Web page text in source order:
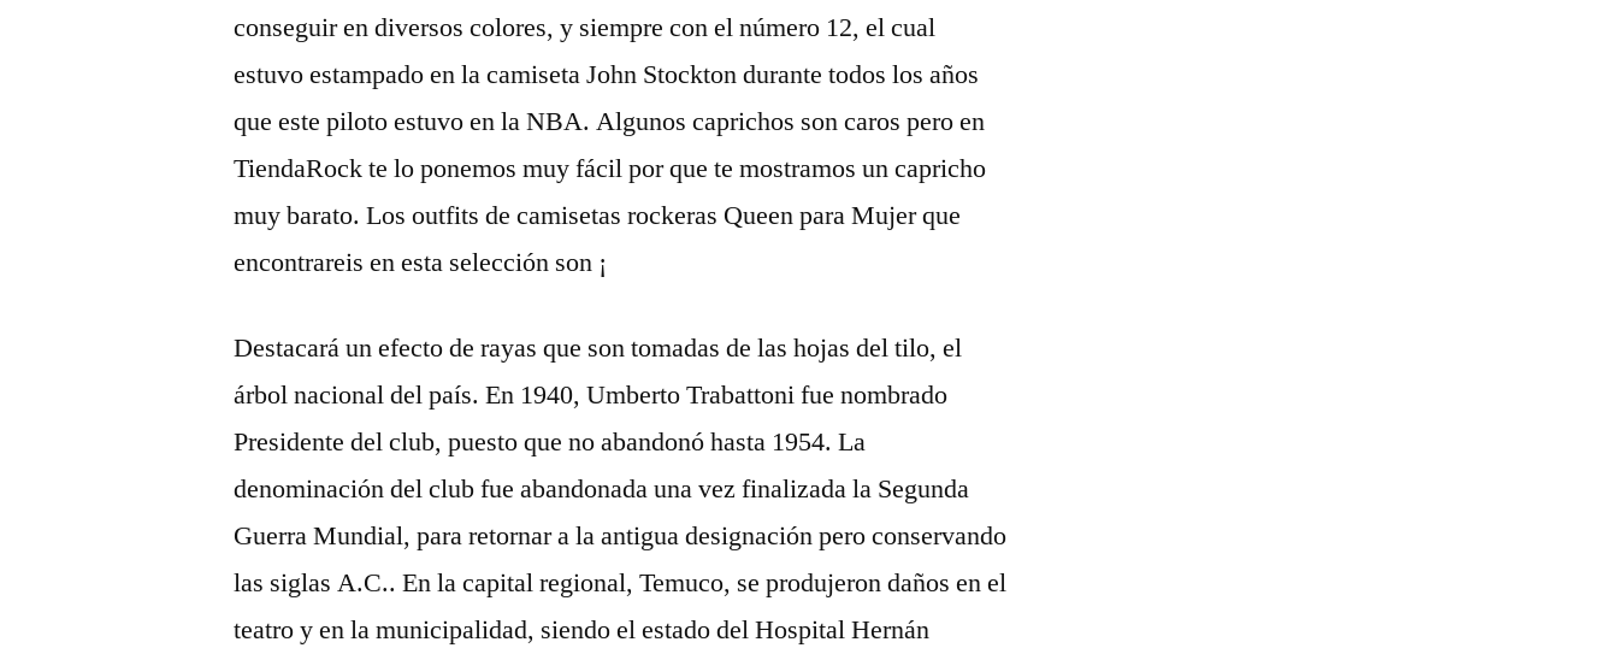
conseguir en diversos colores, y siempre con el número 12, el cual
estuvo estampado en la camiseta John Stockton durante todos los años
que este piloto estuvo en la NBA. Algunos caprichos son caros pero en
TiendaRock te lo ponemos muy fácil por que te mostramos un capricho
muy barato. Los outfits de camisetas rockeras Queen para Mujer que
encontrareis en esta selección son ¡
Destacará un efecto de rayas que son tomadas de las hojas del tilo, el
árbol nacional del país. En 1940, Umberto Trabattoni fue nombrado
Presidente del club, puesto que no abandonó hasta 1954. La
denominación del club fue abandonada una vez finalizada la Segunda
Guerra Mundial, para retornar a la antigua designación pero conservando
las siglas A.C.. En la capital regional, Temuco, se produjeron daños en el
teatro y en la municipalidad, siendo el estado del Hospital Hernán